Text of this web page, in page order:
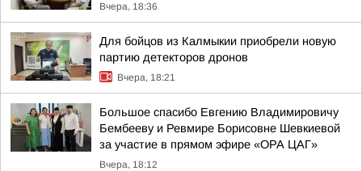
Вчера, 18:36
Для бойцов из Калмыкии приобрели новую
партию детекторов дронов
Вчера, 18:21
Большое спасибо Евгению Владимировичу
Бембееву и Ревмире Борисовне Шевкиевой
за участие в прямом эфире «ОРА ЦАГ»
Вчера, 18:12